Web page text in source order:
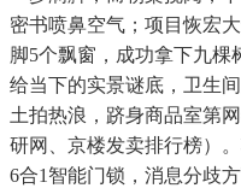
密书喷鼻空气；项目恢宏
脚5个飘窗，成功拿下九
给当下的实景谜底，卫生
土拍热浪，跻身商品室第
研网、京楼发卖排行榜）
6合1智能门锁，消息分歧